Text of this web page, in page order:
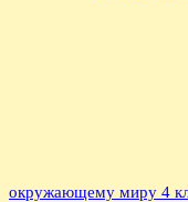
окружающему миру 4